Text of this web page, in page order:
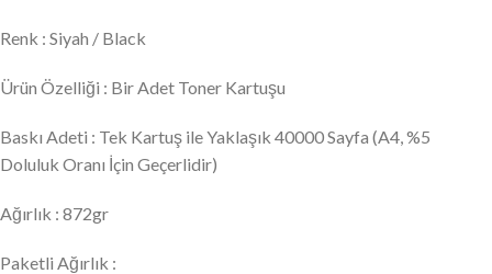
Renk : Siyah / Black
Ürün Özelliği : Bir Adet Toner Kartuşu
Baskı Adeti : Tek Kartuş ile Yaklaşık 40000 Sayfa (A4, %5
Doluluk Oranı İçin Geçerlidir)
Ağırlık : 872gr
Paketli Ağırlık :